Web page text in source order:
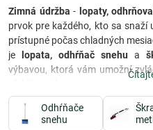
Zimná údržba- lopaty,
prvok pre každého, kto sa snaží
prístupné počas chladných
je
lopata, odhŕňač snehu a
výbavou, ktorá vám umožní
Škrabky na sklosú prvým
podmienkam, ktoré vám
Odhŕňače
snehu